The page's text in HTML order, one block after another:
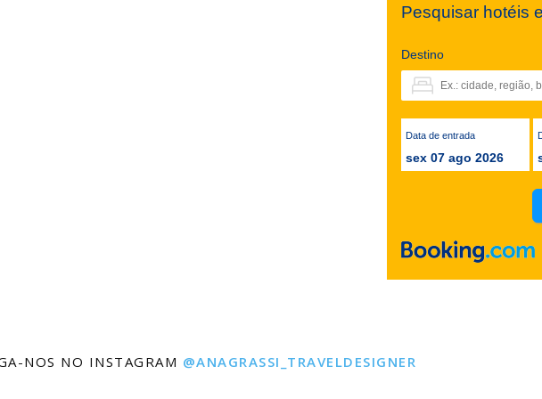
Pesquisar hotéis
Destino
Data de entrada
sex 07 ago 2026
NOS NO INSTAGRAM @ANAGRASSI_TRAVELDESIGNER